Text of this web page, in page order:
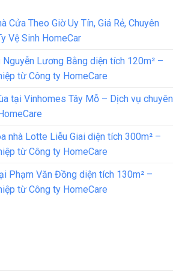
Cửa Theo Giờ Uy Tín, Giá Rẻ, Chuyên
Vệ Sinh HomeCar
Lương Bằng diện tích 120m² –
từ Công ty HomeCare
tại Vinhomes Tây Mỗ – Dịch vụ chuyên
nhà Lotte Liễu Giai diện tích 300m² –
từ Công ty HomeCare
Phạm Văn Đồng diện tích 130m² –
từ Công ty HomeCare